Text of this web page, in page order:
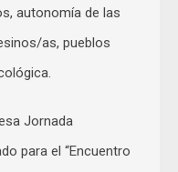
autonomía de las
as, pueblos
Jornada
para el “Encuentro